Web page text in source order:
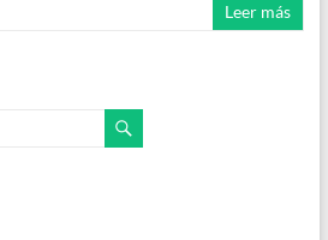
Leer más